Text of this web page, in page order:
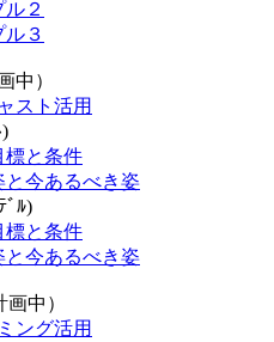
ル２
ル３
中）
スト活用
標と条件
と今あるべき姿
ﾞﾙ)
標と条件
と今あるべき姿
中）
ング活用